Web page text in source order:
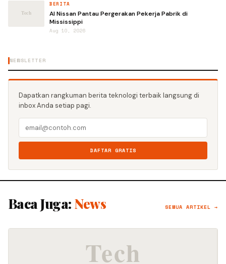
BERITA
AI Nissan Pantau Pergerakan Pekerja Pabrik di
Mississippi
Aug 10, 2026
NEWSLETTER
Dapatkan rangkuman berita teknologi terbaik langsung di
inbox Anda setiap pagi.
DAFTAR GRATIS
Baca Juga: News SEMUA ARTIKEL →